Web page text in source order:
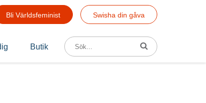
Bli Världsfeminist Swisha din gåva
Butik
Sök efter: